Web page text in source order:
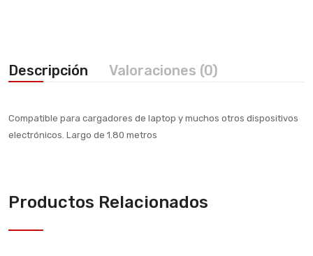
Descripción Valoraciones (0)
Compatible para cargadores de laptop y muchos otros dispositivos
electrónicos. Largo de 1.80 metros
Productos Relacionados